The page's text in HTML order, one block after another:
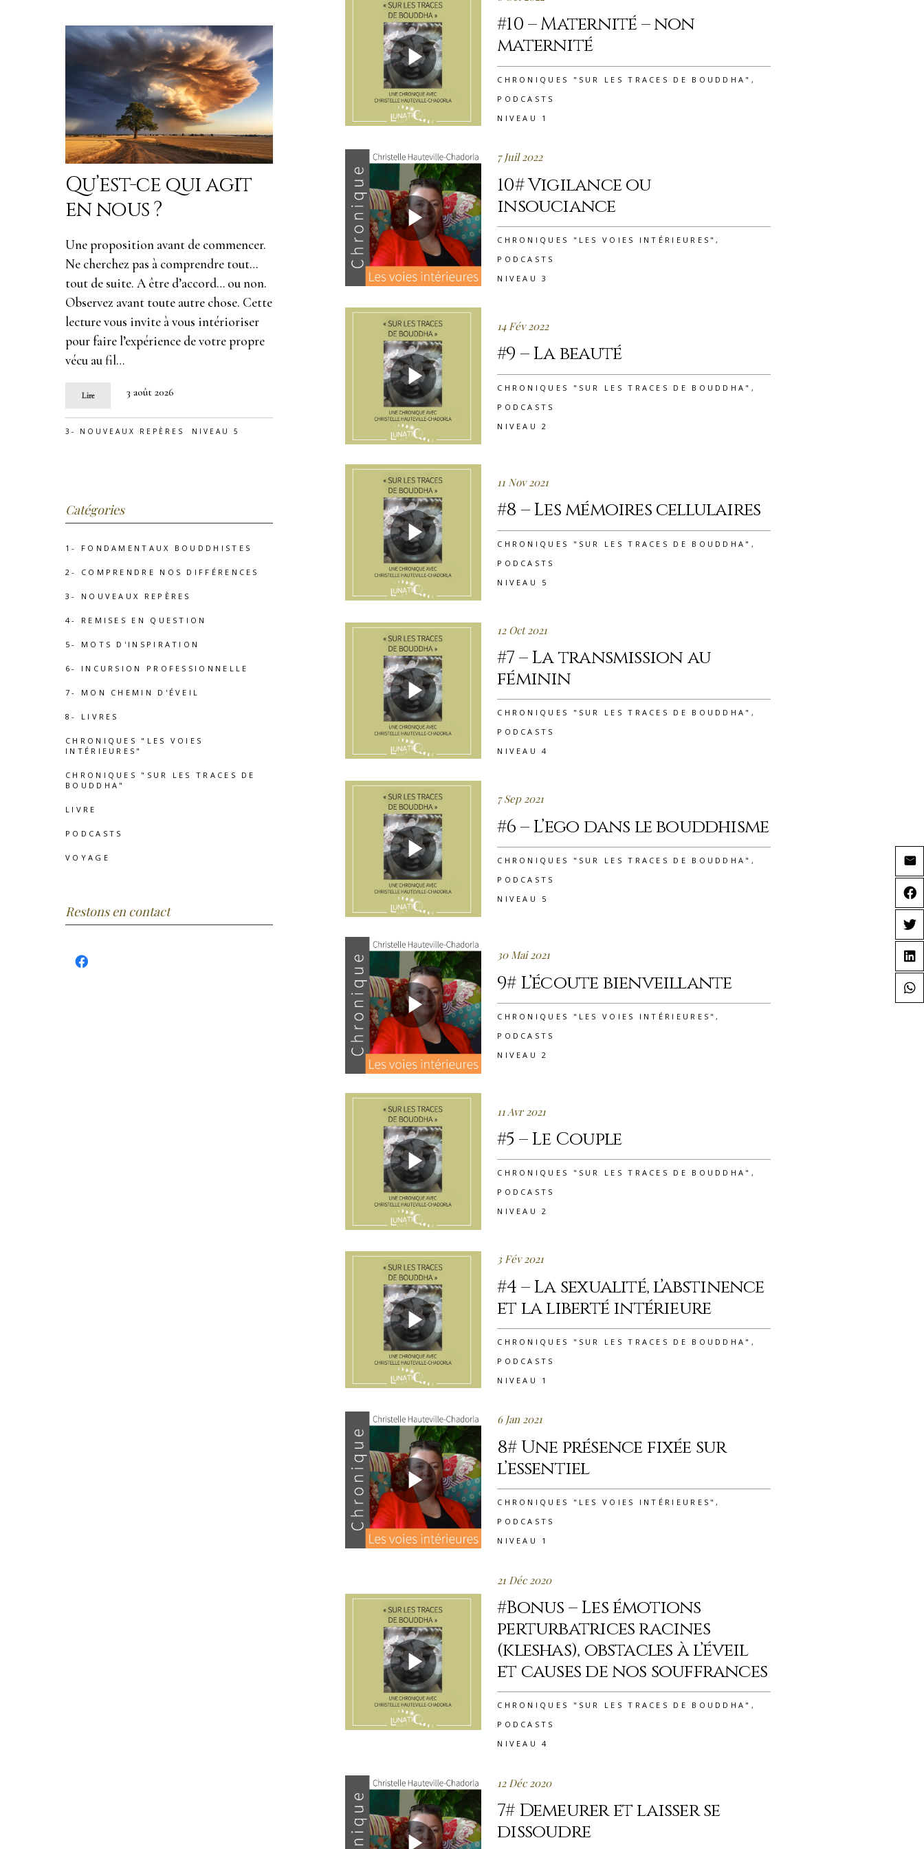
Qu’est-ce qui agit
en nous ?
Une proposition avant de commencer.
Ne cherchez pas à comprendre tout…
tout de suite. A être d’accord… ou non.
Observez avant toute autre chose. Cette
lecture vous invite à vous intérioriser
pour faire l’expérience de votre propre
vécu au fil…
Lire 3 août 2026
3- NOUVEAUX REPÈRES NIVEAU 5
Catégories
1- FONDAMENTAUX BOUDDHISTES
2- COMPRENDRE NOS DIFFÉRENCES
3- NOUVEAUX REPÈRES
4- REMISES EN QUESTION
5- MOTS D'INSPIRATION
6- INCURSION PROFESSIONNELLE
7- MON CHEMIN D'ÉVEIL
8- LIVRES
CHRONIQUES "LES VOIES
INTÉRIEURES"
CHRONIQUES "SUR LES TRACES DE
BOUDDHA"
LIVRE
PODCASTS
VOYAGE
Restons en contact
#10 – Maternité – non
maternité
CHRONIQUES "SUR LES TRACES DE BOUDDHA" ,
PODCASTS
NIVEAU 1
7 Juil 2022
10# Vigilance ou
insouciance
CHRONIQUES "LES VOIES INTÉRIEURES" ,
PODCASTS
NIVEAU 3
14 Fév 2022
#9 – La beauté
CHRONIQUES "SUR LES TRACES DE BOUDDHA" ,
PODCASTS
NIVEAU 2
11 Nov 2021
#8 – Les mémoires cellulaires
CHRONIQUES "SUR LES TRACES DE BOUDDHA" ,
PODCASTS
NIVEAU 5
12 Oct 2021
#7 – La transmission au
féminin
CHRONIQUES "SUR LES TRACES DE BOUDDHA" ,
PODCASTS
NIVEAU 4
7 Sep 2021
#6 – L’ego dans le bouddhisme
CHRONIQUES "SUR LES TRACES DE BOUDDHA" ,
PODCASTS
NIVEAU 5
30 Mai 2021
9# L’écoute bienveillante
CHRONIQUES "LES VOIES INTÉRIEURES",
PODCASTS
NIVEAU 2
11 Avr 2021
#5 – Le Couple
CHRONIQUES "SUR LES TRACES DE BOUDDHA" ,
PODCASTS
NIVEAU 2
3 Fév 2021
#4 – La sexualité, l’abstinence
et la liberté intérieure
CHRONIQUES "SUR LES TRACES DE BOUDDHA" ,
PODCASTS
NIVEAU 1
6 Jan 2021
8# Une présence fixée sur
l’essentiel
CHRONIQUES "LES VOIES INTÉRIEURES",
PODCASTS
NIVEAU 1
21 Déc 2020
#Bonus – Les émotions
perturbatrices racines
(kleshas), obstacles à l’éveil
et causes de nos souffrances
CHRONIQUES "SUR LES TRACES DE BOUDDHA" ,
PODCASTS
NIVEAU 4
12 Déc 2020
7# Demeurer et laisser se
dissoudre